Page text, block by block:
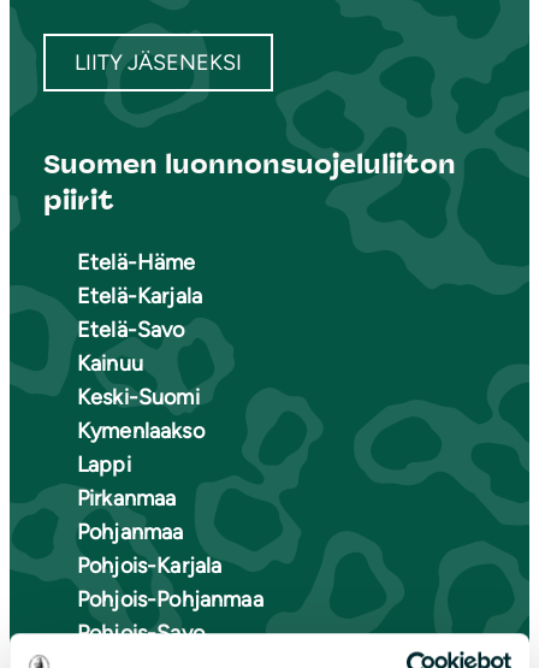
LIITY JÄSENEKSI
Suomen luonnonsuojeluliiton
piirit
Etelä-Häme
Etelä-Karjala
Etelä-Savo
Kainuu
Keski-Suomi
Kymenlaakso
Lappi
Pirkanmaa
Pohjanmaa
Pohjois-Karjala
Pohjois-Pohjanmaa
Pohjois-Savo